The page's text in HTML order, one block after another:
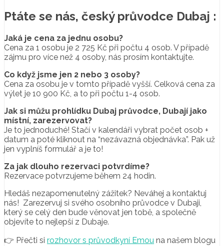
Ptáte se nás, český průvodce Dubaj :
Jaká je cena za jednu osobu?
Cena za 1 osobu je 2 725 Kč při počtu 4 osob. V případě
zájmu pro více než 4 osoby, nás prosím kontaktujte.
Co když jsme jen 2 nebo 3 osoby?
Cena za osobu je v tomto případě vyšší. Celková cena za
výlet je 10 900 Kč, a to při počtu 1-4 osob.
Jak si můžu prohlídku Dubaj průvodce, Dubají jako
místní, zarezervovat?
Je to jednoduché! Stačí v kalendáři vybrat počet osob +
datum a poté kliknout na “nezávazná objednávka”. Pak už
jen vyplníš formulář a je to!
Za jak dlouho rezervaci potvrdíme?
Rezervace potvrzujeme během 24 hodin.
Hledáš nezapomenutelný zážitek? Neváhej a kontaktuj
nás! Zarezervuj si svého osobního průvodce v Dubaji,
který se celý den bude věnovat jen tobě, a společně
objevíte to nejlepší z Dubaje.
👉 Přečti si rozhovor s průvodkyní Emou na našem blogu